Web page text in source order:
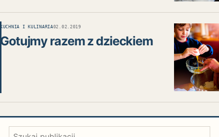
KUCHNIA I KULINARIA02.02.2019
Gotujmy razem z dzieckiem
Szukaj: